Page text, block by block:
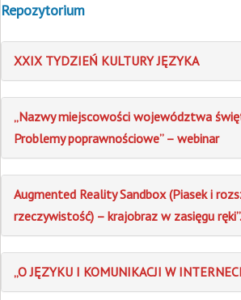
Repozytorium
XXIX TYDZIEŃ KULTURY JĘZYKA
„Nazwy miejscowości województwa
Problemy poprawnościowe” – webinar
Augmented Reality Sandbox (Piasek i
rzeczywistość) – krajobraz w zasięgu ręki”.
„O JĘZYKU I KOMUNIKACJI W